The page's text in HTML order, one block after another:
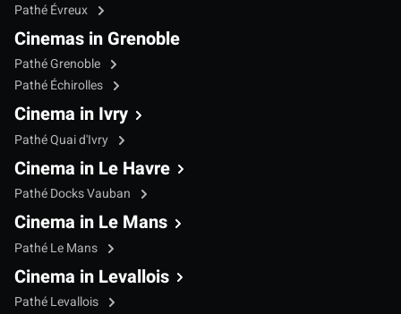
Pathé Évreux
Cinemas in Grenoble
Pathé Grenoble
Pathé Échirolles
Cinema in Ivry
Pathé Quai d'Ivry
Cinema in Le Havre
Pathé Docks Vauban
Cinema in Le Mans
Pathé Le Mans
Cinema in Levallois
Pathé Levallois